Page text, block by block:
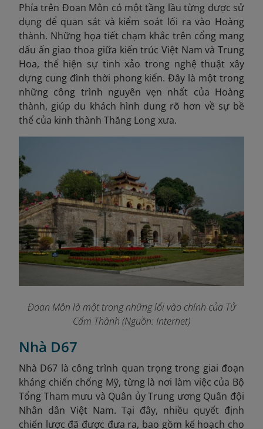
Phía trên Đoan Môn có một tầng lầu từng được sử
dụng để quan sát và kiểm soát lối ra vào Hoàng
thành. Những họa tiết chạm khắc trên cổng mang
dấu ấn giao thoa giữa kiến trúc Việt Nam và Trung
Hoa, thể hiện sự tinh xảo trong nghệ thuật xây
dựng cung đình thời phong kiến. Đây là một trong
những công trình nguyên vẹn nhất của Hoàng
thành, giúp du khách hình dung rõ hơn về sự bề
thế của kinh thành Thăng Long xưa.
Đoan Môn là một trong những lối vào chính của Tử
Cấm Thành (Nguồn: Internet)
Nhà D67
Nhà D67 là công trình quan trọng trong giai đoạn
kháng chiến chống Mỹ, từng là nơi làm việc của Bộ
Tổng Tham mưu và Quân ủy Trung ương Quân đội
Nhân dân Việt Nam. Tại đây, nhiều quyết định
chiến lược đã được đưa ra, bao gồm kế hoạch cho